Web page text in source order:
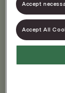
y
Accept
Accept All